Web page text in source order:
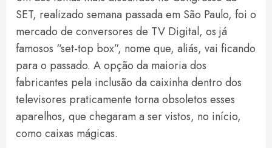
SET, realizado semana passada em São Paulo, foi o
mercado de conversores de TV Digital, os já
famosos “set-top box”, nome que, aliás, vai ficando
para o passado. A opção da maioria dos
fabricantes pela inclusão da caixinha dentro dos
televisores praticamente torna obsoletos esses
aparelhos, que chegaram a ser vistos, no início,
como caixas mágicas.